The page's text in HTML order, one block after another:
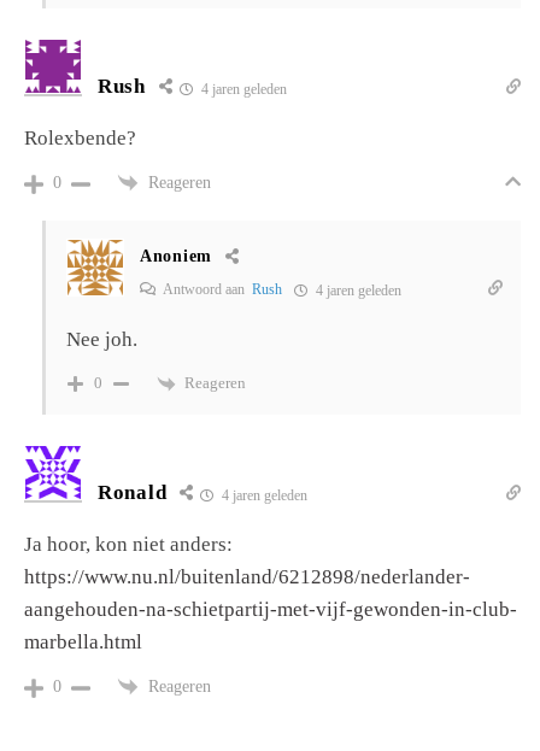
Rush 4 jaren geleden
Rolexbende?
0 Reageren
Anoniem
Antwoord aan Rush 4 jaren geleden
Nee joh.
0 Reageren
Ronald 4 jaren geleden
Ja hoor, kon niet anders:
https://www.nu.nl/buitenland/6212898/nederlander-
aangehouden-na-schietpartij-met-vijf-gewonden-in-club-
marbella.html
0 Reageren